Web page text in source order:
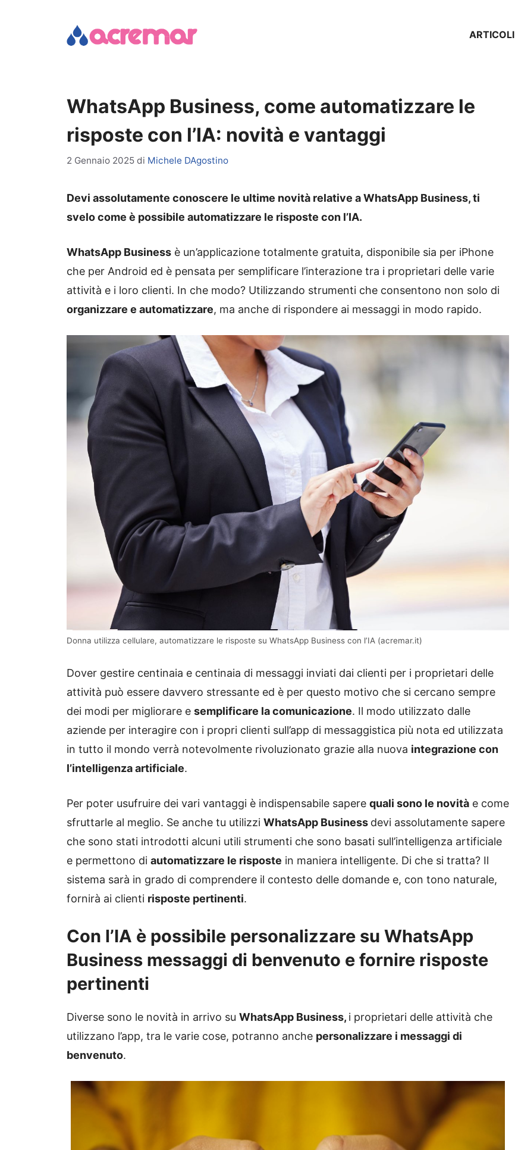
ARTICOLI
WhatsApp Business, come automatizzare le
risposte con l’IA: novità e vantaggi
2 Gennaio 2025 di Michele DAgostino
Devi assolutamente conoscere le ultime novità relative a WhatsApp Business, ti
svelo come è possibile automatizzare le risposte con l’IA.
WhatsApp Business è un’applicazione totalmente gratuita, disponibile sia per iPhone
che per Android ed è pensata per semplificare l’interazione tra i proprietari delle varie
attività e i loro clienti. In che modo? Utilizzando strumenti che consentono non solo di
organizzare e automatizzare, ma anche di rispondere ai messaggi in modo rapido.
Donna utilizza cellulare, automatizzare le risposte su WhatsApp Business con l’IA (acremar.it)
Dover gestire centinaia e centinaia di messaggi inviati dai clienti per i proprietari delle
attività può essere davvero stressante ed è per questo motivo che si cercano sempre
dei modi per migliorare e semplificare la comunicazione. Il modo utilizzato dalle
aziende per interagire con i propri clienti sull’app di messaggistica più nota ed utilizzata
in tutto il mondo verrà notevolmente rivoluzionato grazie alla nuova integrazione con
l’intelligenza artificiale.
Per poter usufruire dei vari vantaggi è indispensabile sapere quali sono le novità e come
sfruttarle al meglio. Se anche tu utilizzi WhatsApp Business devi assolutamente sapere
che sono stati introdotti alcuni utili strumenti che sono basati sull’intelligenza artificiale
e permettono di automatizzare le risposte in maniera intelligente. Di che si tratta? Il
sistema sarà in grado di comprendere il contesto delle domande e, con tono naturale,
fornirà ai clienti risposte pertinenti.
Con l’IA è possibile personalizzare su WhatsApp
Business messaggi di benvenuto e fornire risposte
pertinenti
Diverse sono le novità in arrivo su WhatsApp Business, i proprietari delle attività che
utilizzano l’app, tra le varie cose, potranno anche personalizzare i messaggi di
benvenuto.